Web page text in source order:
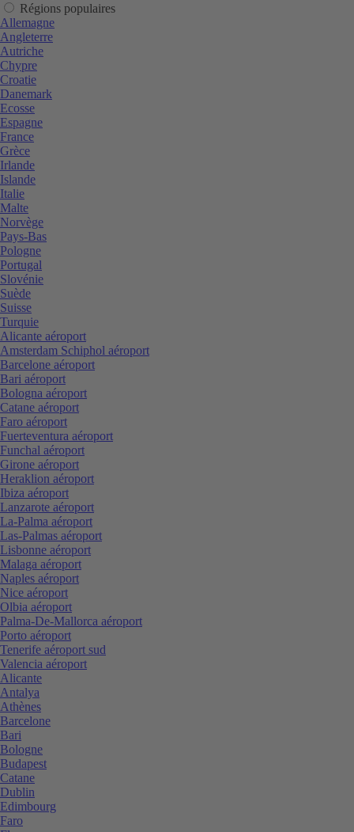
Régions populaires
Allemagne
Angleterre
Autriche
Chypre
Croatie
Danemark
Ecosse
Espagne
France
Grèce
Irlande
Islande
Italie
Malte
Norvège
Pays-Bas
Pologne
Portugal
Slovénie
Suède
Suisse
Turquie
Alicante aéroport
Amsterdam Schiphol aéroport
Barcelone aéroport
Bari aéroport
Bologna aéroport
Catane aéroport
Faro aéroport
Fuerteventura aéroport
Funchal aéroport
Girone aéroport
Heraklion aéroport
Ibiza aéroport
Lanzarote aéroport
La-Palma aéroport
Las-Palmas aéroport
Lisbonne aéroport
Malaga aéroport
Naples aéroport
Nice aéroport
Olbia aéroport
Palma-De-Mallorca aéroport
Porto aéroport
Tenerife aéroport sud
Valencia aéroport
Alicante
Antalya
Athènes
Barcelone
Bari
Bologne
Budapest
Catane
Dublin
Edimbourg
Faro